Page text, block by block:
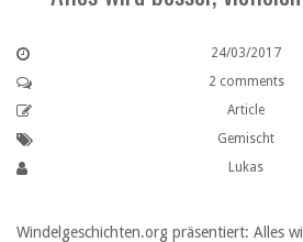
24/03/2017
2 comments
Article
Gemischt
Lukas
Windelgeschichten.org präsentiert: Alles